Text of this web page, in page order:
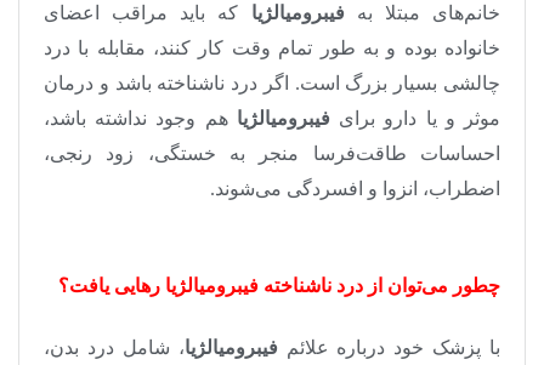
خانم‌های مبتلا به فیبرومیالژیا که باید مراقب اعضای
خانواده بوده و به طور تمام وقت کار کنند، مقابله با درد
چالشی بسیار بزرگ است. اگر درد ناشناخته باشد و درمان
موثر و یا دارو برای فیبرومیالژیا هم وجود نداشته باشد،
احساسات طاقت‌فرسا منجر به خستگی، زود رنجی،
اضطراب، انزوا و افسردگی می‌شوند.
چطور می‌توان از درد ناشناخته فیبرومیالژیا رهایی یافت؟
با پزشک خود درباره علائم فیبرومیالژیا، شامل درد بدن،